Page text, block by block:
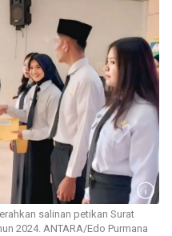
salinan petikan Surat
2024. ANTARA/Edo Purmana